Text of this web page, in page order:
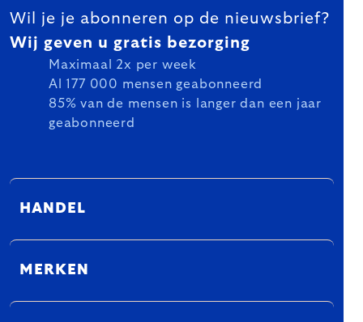
Wil je je abonneren op de nieuwsbrief?
Wij geven u gratis bezorging
Maximaal 2x per week
Al 177 000 mensen geabonneerd
85% van de mensen is langer dan een jaar
geabonneerd
HANDEL
MERKEN